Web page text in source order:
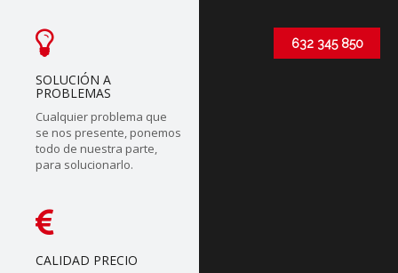
SOLUCIÓN A
PROBLEMAS
Cualquier problema que
se nos presente, ponemos
todo de nuestra parte,
para solucionarlo.
CALIDAD PRECIO
632 345 850